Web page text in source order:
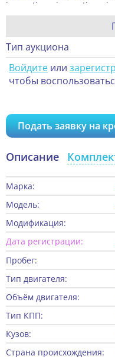
Тип аукциона
Войдите или
чтобы
Подать заявку на
Описание
Марка:
Модель:
Модификация:
Дата регистрации:
Пробег:
Тип двигателя:
Объём двигателя:
Тип КПП:
Кузов:
Страна происхождения: